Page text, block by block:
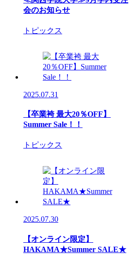
会のお知らせ
トピックス
2025.07.31
【卒業袴 最大20％OFF】
Summer Sale！！
トピックス
2025.07.30
【オンライン限定】
HAKAMA★Summer SALE★